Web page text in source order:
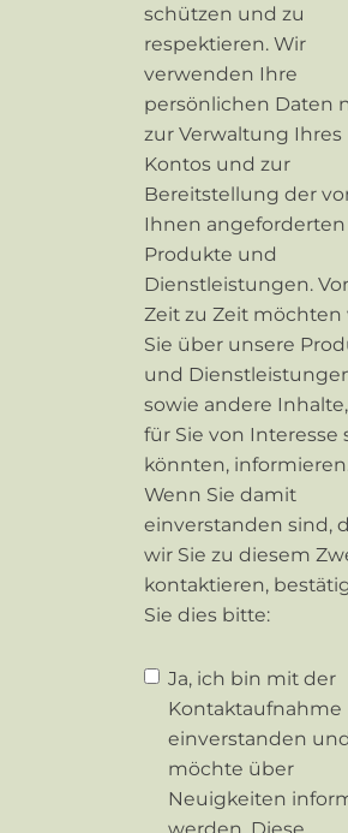
schützen und zu
respektieren. Wir
verwenden Ihre
persönlichen Daten
zur Verwaltung Ihres
Kontos und zur
Bereitstellung der
Ihnen angeforderten
Produkte und
Dienstleistungen.
Zeit zu Zeit möchten
Sie über unsere
und
sowie andere
für Sie von Interesse
könnten,
Wenn Sie damit
einverstanden sind,
wir Sie zu diesem
kontaktieren,
Sie dies bitte:
Ja, ich bin mit der
Kontaktaufnahme
einverstanden und
möchte über
Neuigkeiten